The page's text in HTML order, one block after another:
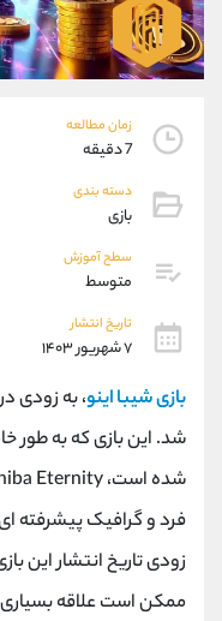
زمان مطالعه
7 دقیقه
دسته بندی
بازی
سطح آموزش
متوسط
تاریخ انتشار
۷ شهریور ۱۴۰۳
بازی شیبا اینو، به زودی
شد. این بازی که به طور
شده است،Eternity
فرد و گرافیک پیشرفته
زودی تاریخ انتشار این
ممکن است علاقه بسیاری
واتساپ
تلگرام
پشتیبان فروش
موبایل
اطلاعات تماس
تلفن
بدون پیش شماره
اینستاگرام
کانال تلگرام